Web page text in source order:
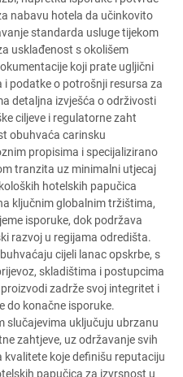
nabavu hotela da učinkovito
standarda usluge tijekom
usklađenost s okolišem
koji prate ugljični
podatke o potrošnji resursa za
detaljna izvješća o održivosti
ciljeve i regulatorne zaht
obuhvaća carinsku
propisima i specijalizirano
tranzita uz minimalni utjecaj
hotelskih papučica
ključnim globalnim tržištima,
isporuke, dok podržava
razvoj u regijama odredišta.
cijeli lanac opskrbe, s
skladištima i postupcima
zadrže svoj integritet i
do konačne isporuke.
slučajevima uključuju ubrzanu
zahtjeve, uz održavanje svih
koje definišu reputaciju
papučica za izvrsnost u